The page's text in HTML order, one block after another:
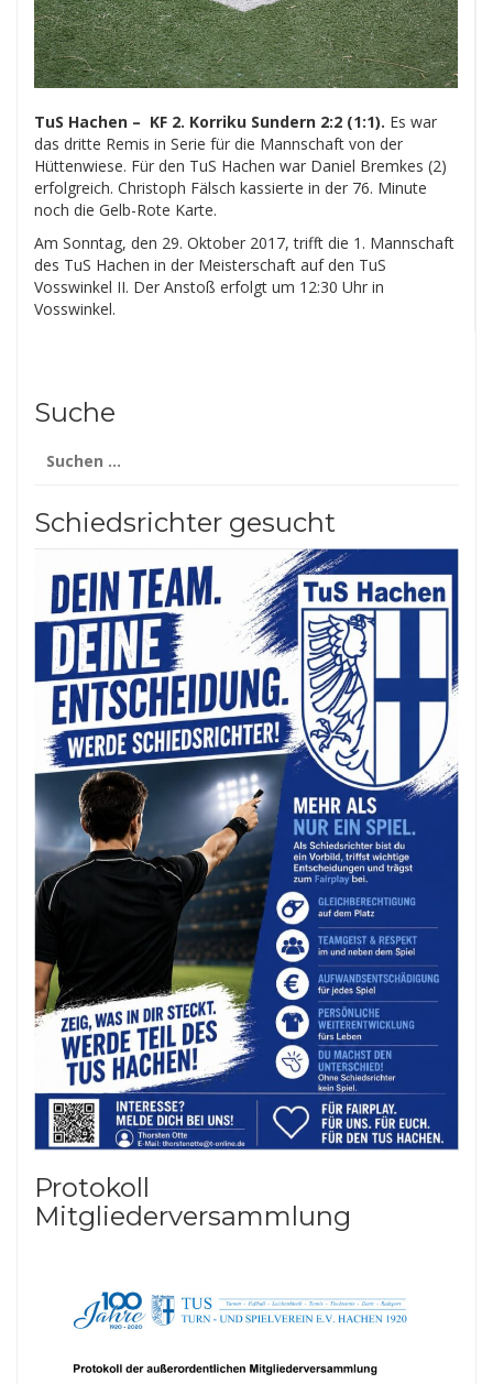
TuS Hachen – KF 2. Korriku Sundern 2:2 (1:1). Es war
das dritte Remis in Serie für die Mannschaft von der
Hüttenwiese. Für den TuS Hachen war Daniel Bremkes (2)
erfolgreich. Christoph Fälsch kassierte in der 76. Minute
noch die Gelb-Rote Karte.
Am Sonntag, den 29. Oktober 2017, trifft die 1. Mannschaft
des TuS Hachen in der Meisterschaft auf den TuS
Vosswinkel II. Der Anstoß erfolgt um 12:30 Uhr in
Vosswinkel.
Suche
nach:
Schiedsrichter gesucht
Protokoll
Mitgliederversammlung